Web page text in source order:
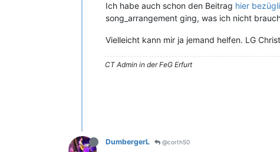
Ich habe auch schon den Beitrag hier
song_arrangement ging, was ich nicht
Vielleicht kann mir ja jemand helfen. LG
CT Admin in der FeG Erfurt
DumbergerL @corth50